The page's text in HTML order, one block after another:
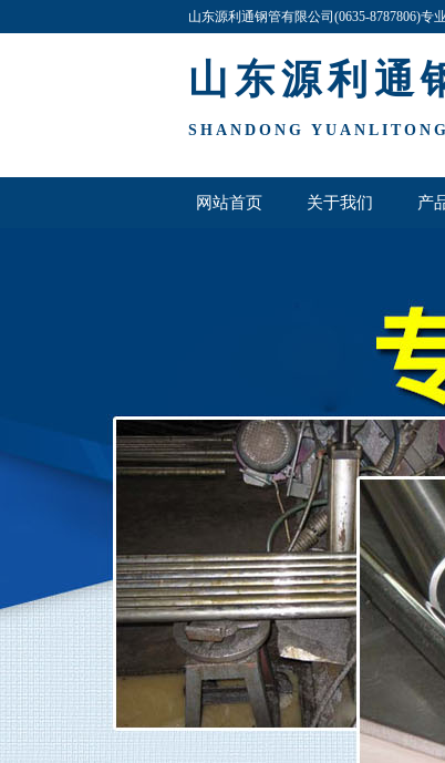
山东源利通钢管有限公司(0635-8787806)
山东源利通
SHANDONG
网站首页 关于我们 产